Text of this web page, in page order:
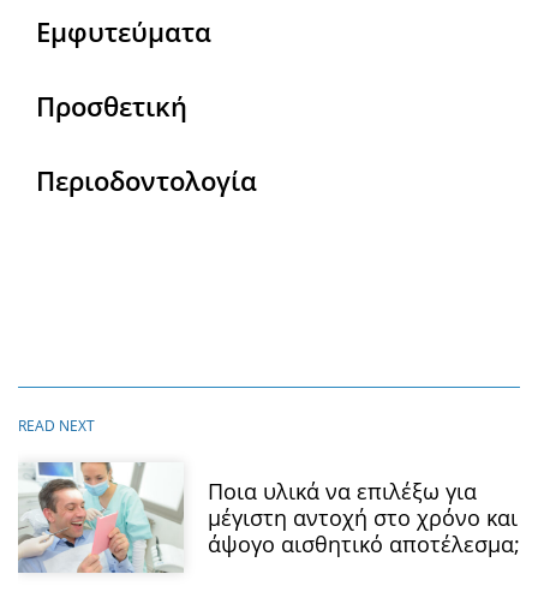
Εμφυτεύματα
Προσθετική
Περιοδοντολογία
Ποια υλικά να επιλέξω για
μέγιστη αντοχή στο χρόνο και
άψογο αισθητικό αποτέλεσμα;